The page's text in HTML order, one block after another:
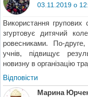
03.11.2019 о
Використання
згуртовує дитячий
ровесниками. По-друге,
учнів, підвищує
новизну в організацію
Відповіcти
Марина